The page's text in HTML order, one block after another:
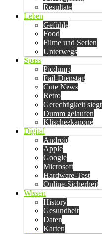
Resultate
Leben
Gefühle
Food
Filme und Serien
Unterwegs
Spass
Picdump
Fail-Dienstag
Cute News
Retro
Gerechtigkeit siegt
Dumm gelaufen
Klischeekanone
Digital
Android
Apple
Google
Microsoft
Hardware-Test
Online-Sicherheit
Wissen
History
Gesundheit
Daten
Karten